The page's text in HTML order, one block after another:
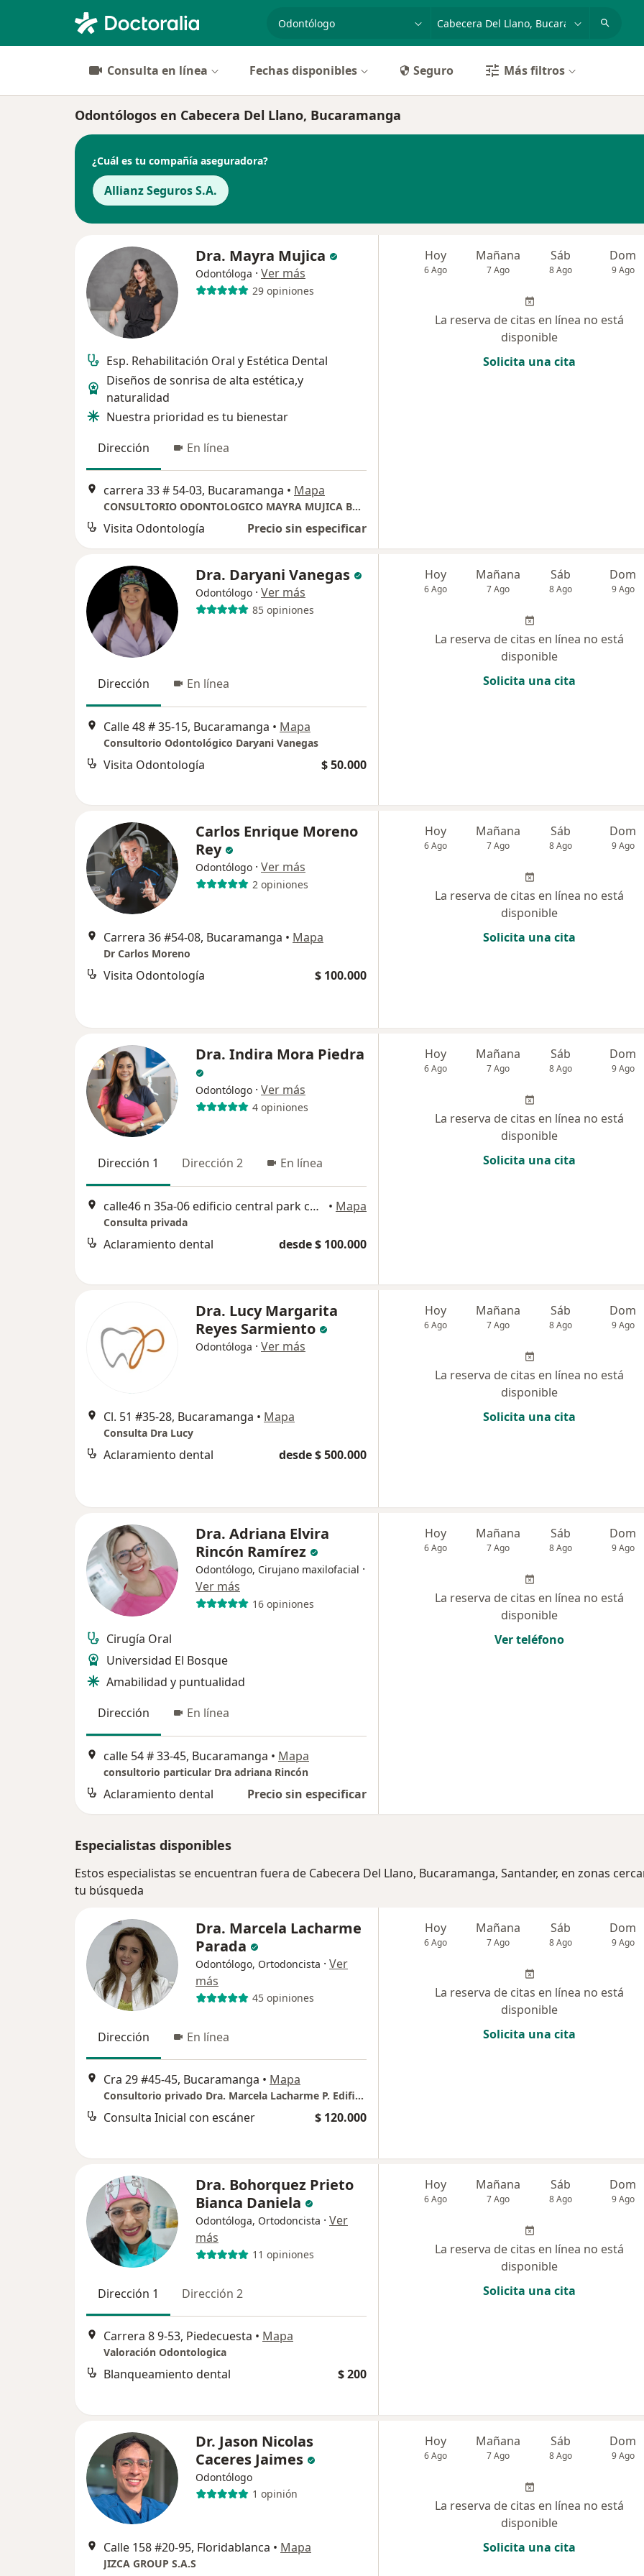
especialidad, enfermedad o nombre
Consulta en línea Fechas disponibles Seguro Más filtros
Odontólogos en Cabecera Del Llano, Bucaramanga
¿Cuál es tu compañía aseguradora?
Allianz Seguros S.A.
Dra. Mayra Mujica
Odontóloga · Ver más
29 opiniones
Esp. Rehabilitación Oral y Estética Dental
Diseños de sonrisa de alta estética,y
naturalidad
Nuestra prioridad es tu bienestar
Dirección
En línea
carrera 33 # 54-03, Bucaramanga • Mapa
CONSULTORIO ODONTOLOGICO MAYRA MUJICA BUCARAMANGA
Visita Odontología Precio sin especificar
Hoy
6 Ago
Mañana
7 Ago
Sáb
8 Ago
Dom
9 Ago
La reserva de citas en línea no está
disponible
Solicita una cita
Dra. Daryani Vanegas
Odontólogo · Ver más
85 opiniones
Dirección En línea
Calle 48 # 35-15, Bucaramanga • Mapa
Consultorio Odontológico Daryani Vanegas
Visita Odontología $ 50.000
Hoy
6 Ago
Mañana
7 Ago
Sáb
8 Ago
Dom
9 Ago
La reserva de citas en línea no está
disponible
Solicita una cita
Carlos Enrique Moreno
Rey
Odontólogo · Ver más
2 opiniones
Carrera 36 #54-08, Bucaramanga • Mapa
Dr Carlos Moreno
Visita Odontología $ 100.000
Hoy
6 Ago
Mañana
7 Ago
Sáb
8 Ago
Dom
9 Ago
La reserva de citas en línea no está
disponible
Solicita una cita
Dra. Indira Mora Piedra
Odontólogo · Ver más
4 opiniones
Dirección 1 Dirección 2 En línea
calle46 n 35a-06 edificio central park consu 104, Bucaramanga • Mapa
Consulta privada
Aclaramiento dental desde $ 100.000
Hoy
6 Ago
Mañana
7 Ago
Sáb
8 Ago
Dom
9 Ago
La reserva de citas en línea no está
disponible
Solicita una cita
Dra. Lucy Margarita
Reyes Sarmiento
Odontóloga · Ver más
Cl. 51 #35-28, Bucaramanga • Mapa
Consulta Dra Lucy
Aclaramiento dental desde $ 500.000
Hoy
6 Ago
Mañana
7 Ago
Sáb
8 Ago
Dom
9 Ago
La reserva de citas en línea no está
disponible
Solicita una cita
Dra. Adriana Elvira
Rincón Ramírez
Odontólogo, Cirujano maxilofacial ·
Ver más
16 opiniones
Cirugía Oral
Universidad El Bosque
Amabilidad y puntualidad
Dirección
En línea
calle 54 # 33-45, Bucaramanga • Mapa
consultorio particular Dra adriana Rincón
Aclaramiento dental Precio sin especificar
Hoy
6 Ago
Mañana
7 Ago
Sáb
8 Ago
Dom
9 Ago
La reserva de citas en línea no está
disponible
Ver teléfono
Especialistas disponibles
Estos especialistas se encuentran fuera de Cabecera Del Llano, Bucaramanga, Santander, en zonas
tu búsqueda
Dra. Marcela Lacharme
Parada
Odontólogo, Ortodoncista · Ver
más
45 opiniones
Dirección En línea
Cra 29 #45-45, Bucaramanga • Mapa
Consultorio privado Dra. Marcela Lacharme P. Edificio Metropolitan, Consultorio 709
Consulta Inicial con escáner $ 120.000
Hoy
6 Ago
Mañana
7 Ago
Sáb
8 Ago
Dom
9 Ago
La reserva de citas en línea no está
disponible
Solicita una cita
Dra. Bohorquez Prieto
Bianca Daniela
Odontóloga, Ortodoncista · Ver
más
11 opiniones
Dirección 1 Dirección 2
Carrera 8 9-53, Piedecuesta • Mapa
Valoración Odontologica
Blanqueamiento dental $ 200
Hoy
6 Ago
Mañana
7 Ago
Sáb
8 Ago
Dom
9 Ago
La reserva de citas en línea no está
disponible
Solicita una cita
Dr. Jason Nicolas
Caceres Jaimes
Odontólogo
1 opinión
Calle 158 #20-95, Floridablanca • Mapa
JIZCA GROUP S.A.S
Hoy
6 Ago
Mañana
7 Ago
Sáb
8 Ago
Dom
9 Ago
La reserva de citas en línea no está
disponible
Solicita una cita